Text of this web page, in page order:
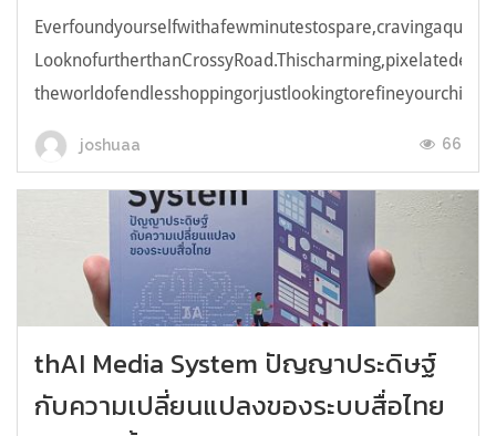
joshuaa 66
thAI Media System ปัญญาประดิษฐ์
กับความเปลี่ยนแปลงของระบบสื่อไทย